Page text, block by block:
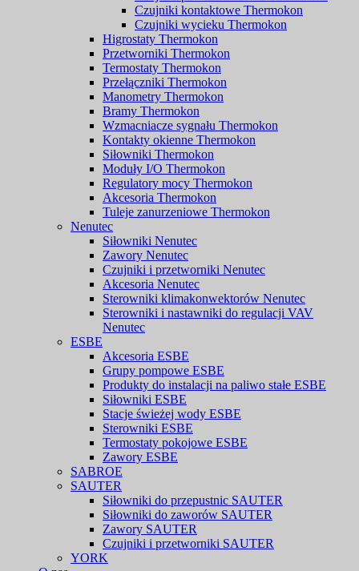
Czujniki kontaktowe Thermokon
Czujniki wycieku Thermokon
Higrostaty Thermokon
Przetworniki Thermokon
Termostaty Thermokon
Przełączniki Thermokon
Manometry Thermokon
Bramy Thermokon
Wzmacniacze sygnału Thermokon
Kontakty okienne Thermokon
Siłowniki Thermokon
Moduły I/O Thermokon
Regulatory mocy Thermokon
Akcesoria Thermokon
Tuleje zanurzeniowe Thermokon
Nenutec
Siłowniki Nenutec
Zawory Nenutec
Czujniki i przetworniki Nenutec
Akcesoria Nenutec
Sterowniki klimakonwektorów Nenutec
Sterowniki i nastawniki do regulacji VAV
Nenutec
ESBE
Akcesoria ESBE
Grupy pompowe ESBE
Produkty do instalacji na paliwo stałe ESBE
Siłowniki ESBE
Stacje świeżej wody ESBE
Sterowniki ESBE
Termostaty pokojowe ESBE
Zawory ESBE
SABROE
SAUTER
Siłowniki do przepustnic SAUTER
Siłowniki do zaworów SAUTER
Zawory SAUTER
Czujniki i przetworniki SAUTER
YORK